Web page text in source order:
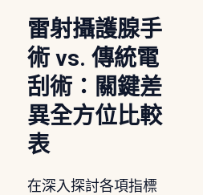
雷射攝護腺手
術 vs. 傳統電
刮術：關鍵差
異全方位比較
表
在深入探討各項指標